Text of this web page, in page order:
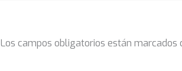
Los campos obligatorios están marcados